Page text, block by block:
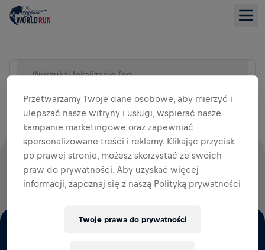
Wyszukaj lokalizację (np. miasto)
100% OPŁAT STARTOWYCH WESPRZE BADANIA NAD
RDZENIEM KRĘGOWYM
Przetwarzamy Twoje dane osobowe, aby mierzyć i
ulepszać nasze witryny i usługi, wspierać nasze
kampanie marketingowe oraz zapewniać
spersonalizowane treści i reklamy. Klikając przycisk
po prawej stronie, możesz skorzystać ze swoich
praw do prywatności. Aby uzyskać więcej
informacji, zapoznaj się z naszą Polityką prywatności
Twoje prawa do prywatności